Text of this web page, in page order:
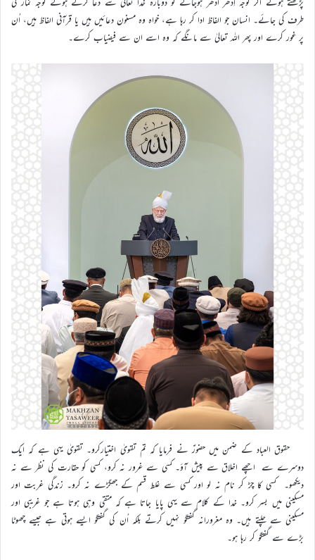
طرف کی جائے۔ انسان جو الفاظ ادا کر رہا ہے، خواہ وہ مسنون دعائیں ہیں یا قرآنی الفاظ ہیں، اُن
پر غور کرے اور پھر اللہ تعالیٰ سے مانگے کہ وہ اسے ان سے فیضیاب کرے۔
حقوق العباد کے ضمن میں حضورؑ نے فرمایا کہ تم تقویٰ اختیارکرو۔ تقویٰ یہی ہے کہ ایک
دوسرے سے اچھے اخلاق سے پیش آؤ۔ کسی سے غرور نہ کرو، کسی کو حقارت کی نظر سے نہ
دیکھو۔ کسی کا چڑ کر نام نہ لو اور کسی سے غلط قسم کے جھگڑے نہ کرو۔ زندگی غربت اور
مسکینی میں بسر کرو۔ خدا کے کلام سے یہی پایا جاتا ہے کہ متقی وہی ہوتا ہے جو غریبی اور
مسکینی سے چلتے ہیں۔ وہ مغرورانہ گفتگو نہیں کرتے بلکہ اُن کی گفتگو ایسے ہوتی ہے جیسے چھوٹا
بڑے سے گفتگو کر رہا ہو۔